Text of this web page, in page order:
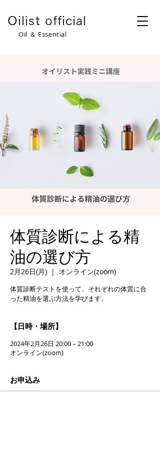
​Oilist official
​Oil ＆ Essential
体質診断による精
油の選び方
2月26日(月)
  |
オンライン(zoom)
体質診断テストを使って、それぞれの体質に合
った精油を選ぶ方法を学びます。
【日時・場所】
2024年2月26日 20:00 – 21:00
オンライン(zoom)
お申込み